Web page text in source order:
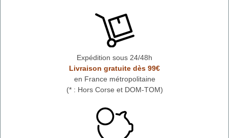
Expédition sous 24/48h
Livraison gratuite dès 99€
en France métropolitaine
(* : Hors Corse et DOM-TOM)